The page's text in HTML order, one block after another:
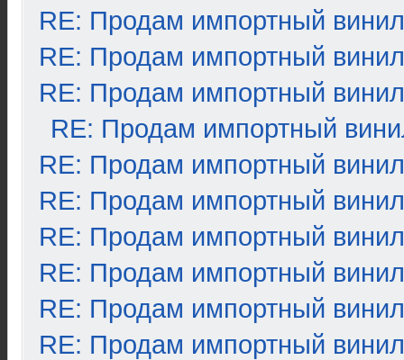
RE: Продам импортный винил
RE: Продам импортный винил
RE: Продам импортный винил
RE: Продам импортный
RE: Продам импортный винил
RE: Продам импортный винил
RE: Продам импортный винил
RE: Продам импортный винил
RE: Продам импортный винил
RE: Продам импортный винил